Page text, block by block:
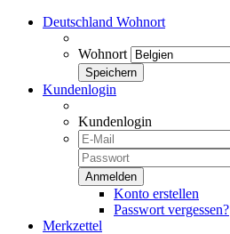
Deutschland Wohnort
Wohnort
Kundenlogin
Kundenlogin
Konto erstellen
Passwort vergessen?
Merkzettel